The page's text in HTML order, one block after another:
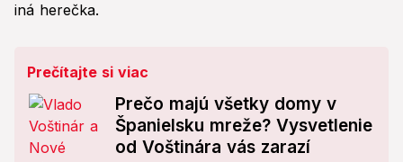
iná herečka.
Prečítajte si viac
Prečo majú všetky domy v
Španielsku mreže? Vysvetlenie
od Voštinára vás zarazí